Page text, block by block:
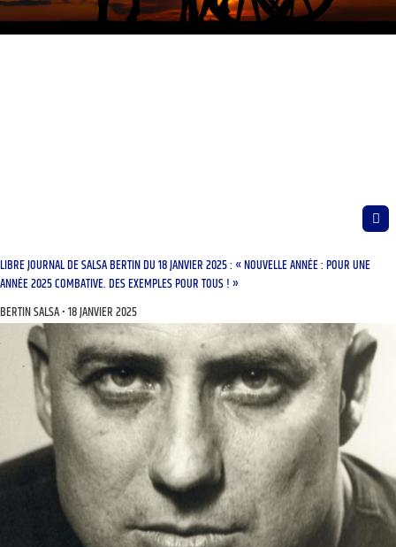
LIBRE JOURNAL DE SALSA BERTIN DU 18 JANVIER 2025 : « NOUVELLE ANNÉE : POUR UNE
ANNÉE 2025 COMBATIVE. DES EXEMPLES POUR TOUS ! »
BERTIN SALSA 18 JANVIER 2025